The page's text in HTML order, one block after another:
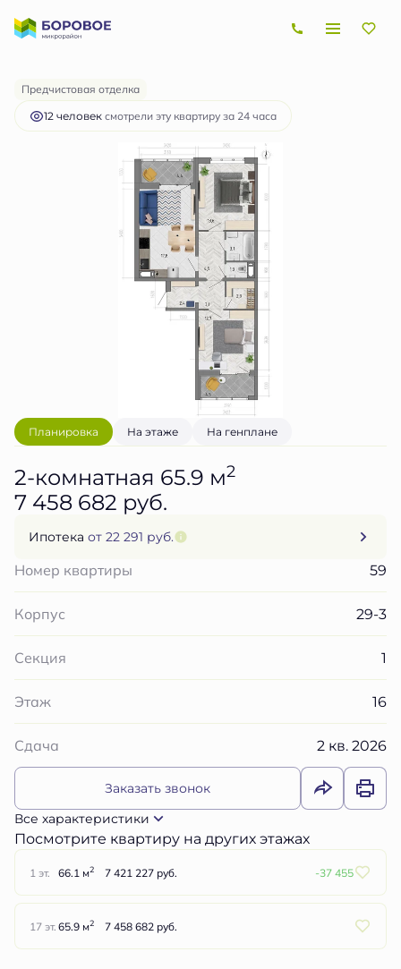
2-комнатная 7 458 682 руб.
Ипотекаот 22 291 руб.
Предчистовая отделка
12 человек смотрели эту квартиру за 24 часа
Планировка На этаже На генплане
2-комнатная 65.9 м2
7 458 682 руб.
Ипотека от 22 291 руб.
Номер квартиры 59
Корпус 29-3
Секция 1
Этаж 16
Сдача 2 кв. 2026
Заказать звонок
Все характеристики
Посмотрите квартиру на других этажах
1 эт. 66.1 м2 7 421 227 руб. -37 455
17 эт. 65.9 м2 7 458 682 руб.